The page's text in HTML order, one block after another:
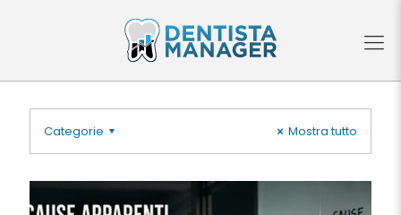
Categorie Mostra tutto